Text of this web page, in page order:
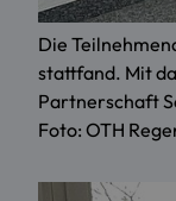
Die
stattfand. Mit
Partnerschaft
Foto: OTH